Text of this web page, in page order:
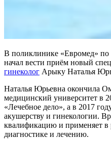
В поликлинике «Евромед» по
начал вести приём новый
гинеколог Арыку Наталья
Наталья Юрьевна окончила
медицинский университет в
«Лечебное дело», а в 2017
акушерству и гинекологии.
квалификацию и применяет в
диагностике и лечению.